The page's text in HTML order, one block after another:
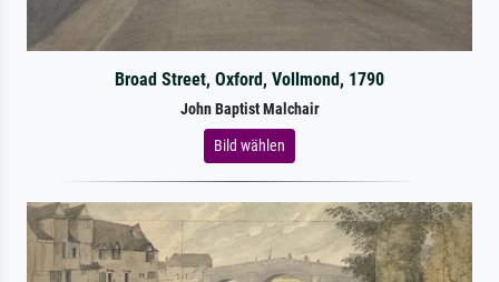
Broad Street, Oxford, Vollmond, 1790
John Baptist Malchair
Bild wählen